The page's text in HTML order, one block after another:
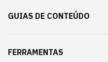
GUIAS DE CONTEÚDO
FERRAMENTAS